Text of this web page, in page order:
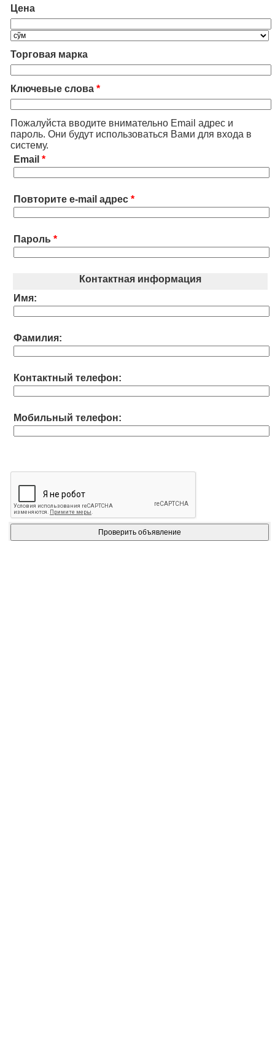
Цена
Торговая марка
Ключевые слова *
Пожалуйста вводите внимательно Email адрес и
пароль. Они будут использоваться Вами для входа в
систему.
Email *
Повторите e-mail адрес *
Пароль *
Контактная информация
Имя:
Фамилия:
Контактный телефон:
Мобильный телефон: